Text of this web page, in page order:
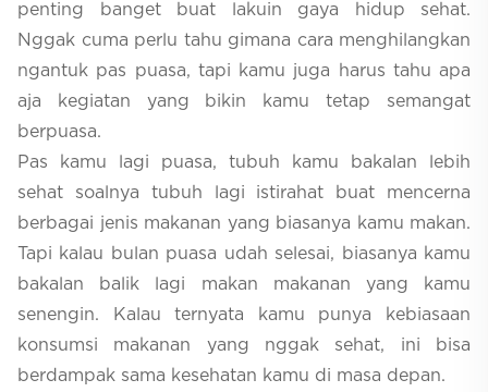
penting banget buat lakuin gaya hidup sehat.
Nggak cuma perlu tahu gimana cara menghilangkan
ngantuk pas puasa, tapi kamu juga harus tahu apa
aja kegiatan yang bikin kamu tetap semangat
berpuasa.
Pas kamu lagi puasa, tubuh kamu bakalan lebih
sehat soalnya tubuh lagi istirahat buat mencerna
berbagai jenis makanan yang biasanya kamu makan.
Tapi kalau bulan puasa udah selesai, biasanya kamu
bakalan balik lagi makan makanan yang kamu
senengin. Kalau ternyata kamu punya kebiasaan
konsumsi makanan yang nggak sehat, ini bisa
berdampak sama kesehatan kamu di masa depan.